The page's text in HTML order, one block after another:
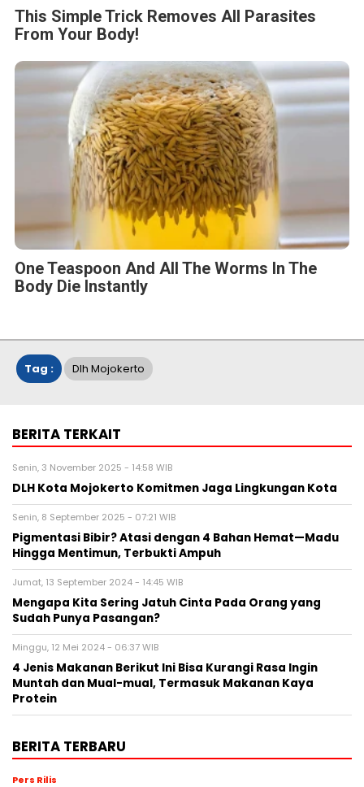
This Simple Trick Removes All Parasites
From Your Body!
One Teaspoon And All The Worms In The
Body Die Instantly
Tag : Dlh Mojokerto
BERITA TERKAIT
Senin, 3 November 2025 - 14:58 WIB
DLH Kota Mojokerto Komitmen Jaga Lingkungan Kota
Senin, 8 September 2025 - 07:21 WIB
Pigmentasi Bibir? Atasi dengan 4 Bahan Hemat—Madu
Hingga Mentimun, Terbukti Ampuh
Jumat, 13 September 2024 - 14:45 WIB
Mengapa Kita Sering Jatuh Cinta Pada Orang yang
Sudah Punya Pasangan?
Minggu, 12 Mei 2024 - 06:37 WIB
4 Jenis Makanan Berikut Ini Bisa Kurangi Rasa Ingin
Muntah dan Mual-mual, Termasuk Makanan Kaya
Protein
BERITA TERBARU
Pers Rilis